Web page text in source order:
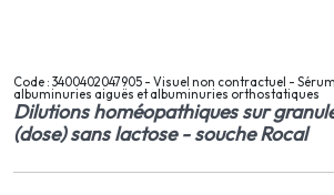
Code : 3400402047905 - Visuel non contractuel -
albuminuries aiguës et albuminuries orthostatiques
Dilutions homéopathiques sur
(dose) sans lactose - souche Rocal